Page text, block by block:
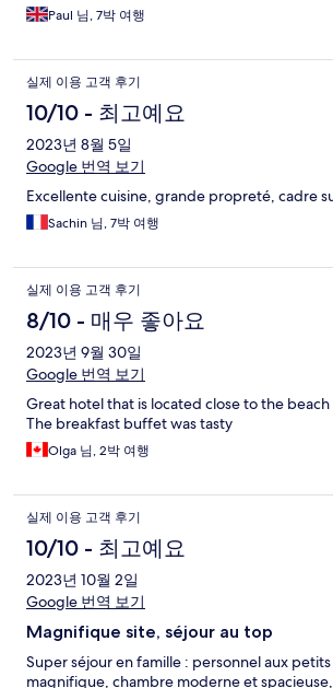
Paul 님, 7박 여행
실제 이용 고객 후기
10/10 - 최고예요
2023년 8월 5일
Google 번역 보기
Excellente cuisine, grande propreté, cadre
Sachin 님, 7박 여행
실제 이용 고객 후기
8/10 - 매우 좋아요
2023년 9월 30일
Google 번역 보기
Great hotel that is located close to the
The breakfast buffet was tasty
Olga 님, 2박 여행
실제 이용 고객 후기
10/10 - 최고예요
2023년 10월 2일
Google 번역 보기
Magnifique site, séjour au top
Super séjour en famille : personnel aux petits
magnifique, chambre moderne et